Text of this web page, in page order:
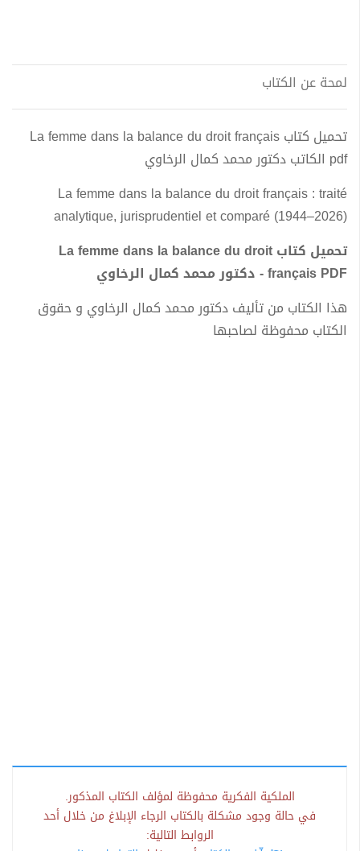
لمحة عن الكتاب
تحميل كتاب La femme dans la balance du droit français
pdf الكاتب دكتور محمد كمال الرخاوي
La femme dans la balance du droit français : traité
analytique, jurisprudentiel et comparé (1944–2026)
تحميل كتاب La femme dans la balance du droit
français PDF - دكتور محمد كمال الرخاوي
هذا الكتاب من تأليف دكتور محمد كمال الرخاوي و حقوق
الكتاب محفوظة لصاحبها
الملكية الفكرية محفوظة لمؤلف الكتاب المذكور.
في حالة وجود مشكلة بالكتاب الرجاء الإبلاغ من خلال أحد
الروابط التالية: